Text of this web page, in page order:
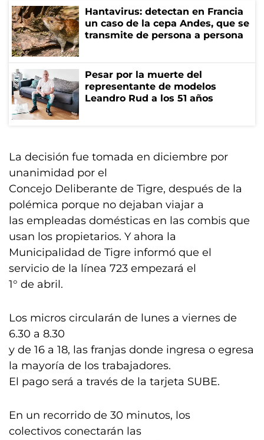
Hantavirus: detectan en Francia
un caso de la cepa Andes, que se
transmite de persona a persona
Pesar por la muerte del
representante de modelos
Leandro Rud a los 51 años
La decisión fue tomada en diciembre por
unanimidad por el
Concejo Deliberante de Tigre, después de la
polémica porque no dejaban viajar a
las empleadas domésticas en las combis que
usan los propietarios. Y ahora la
Municipalidad de Tigre informó que el
servicio de la línea 723 empezará el
1° de abril.
Los micros circularán de lunes a viernes de
6.30 a 8.30
y de 16 a 18, las franjas donde ingresa o egresa
la mayoría de los trabajadores.
El pago será a través de la tarjeta SUBE.
En un recorrido de 30 minutos, los
colectivos conectarán las